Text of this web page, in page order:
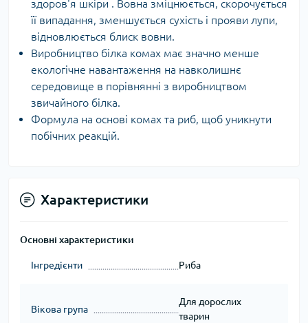
здоров'я шкіри . Вовна зміцнюється, скорочується
її випадання, зменшується сухість і прояви лупи,
відновлюється блиск вовни.
Виробництво білка комах має значно менше
екологічне навантаження на навколишнє
середовище в порівнянні з виробництвом
звичайного білка.
Формула на основі комах та риб, щоб уникнути
побічних реакцій.
Характеристики
Основні характеристики
Інгредієнти Риба
Вікова група
Для дорослих
тварин